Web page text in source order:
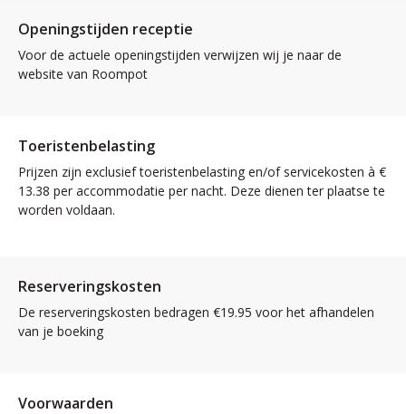
Openingstijden receptie
Voor de actuele openingstijden verwijzen wij je naar de
website van Roompot
Toeristenbelasting
Prijzen zijn exclusief toeristenbelasting en/of servicekosten à €
13.38 per accommodatie per nacht. Deze dienen ter plaatse te
worden voldaan.
Reserveringskosten
De reserveringskosten bedragen €19.95 voor het afhandelen
van je boeking
Voorwaarden